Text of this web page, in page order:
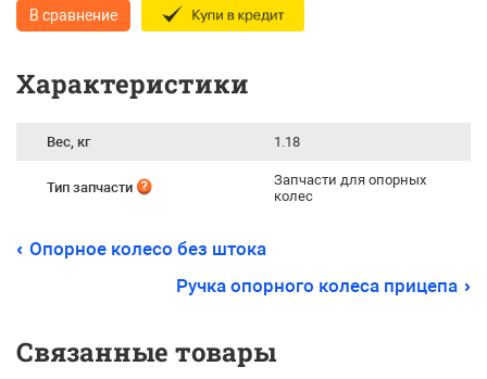
В сравнение
Характеристики
Вес, кг 1.18
Тип запчасти
Запчасти для опорных
колес
Опорное колесо без штока
Ручка опорного колеса прицепа
Связанные товары